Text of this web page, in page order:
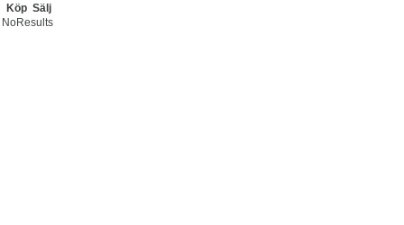
Köp Sälj
NoResults